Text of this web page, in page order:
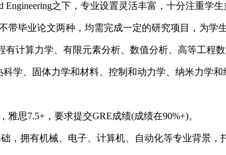
之下，专业设置灵活丰富，十分注重学
毕业论文两种，均需完成一定的研究项目，为学
算力学、有限元素分析、数值分析、高等工程数
、固体力学和材料、控制和动力学、纳米力学和
思7.5+，要求提交GRE成绩(成绩在90%+)。
拥有机械、电子、计算机、自动化等专业背景，托